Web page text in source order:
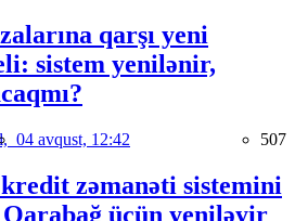
qarşı yeni
sistem yenilənir,
04 avqust, 12:42 507
zəmanəti sistemini
üçün yeniləyir